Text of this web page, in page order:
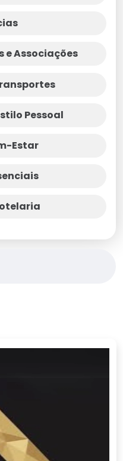
e Associações
Pessoal
Estar